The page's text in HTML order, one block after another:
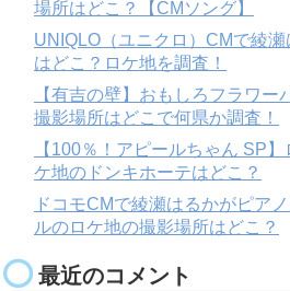
場所はどこ？【CMソング】
UNIQLO（ユニクロ）CMで綾
はどこ？ロケ地を調査！
【有吉の壁】おもしろフラワー
撮影場所はどこで何県か調査！
【100％！アピールちゃん SP
ケ地のドンキホーテはどこ？
ドコモCMで綾瀬はるかがピア
ルのロケ地の撮影場所はどこ？
最近のコメント